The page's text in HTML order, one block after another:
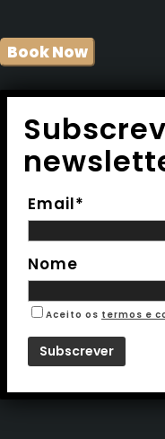
Email*
Nome
Aceito os termos e